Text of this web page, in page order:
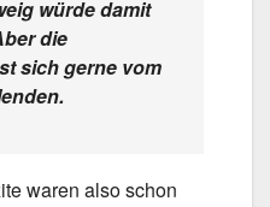
würde damit
die
sich gerne vom
waren also schon